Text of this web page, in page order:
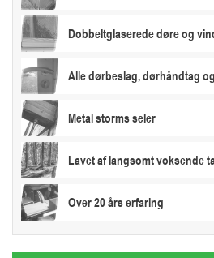
Dobbeltglaserede døre og
Alle dørbeslag, dørhåndtag
Metal storms seler
Lavet af langsomt voksende
Over 20 års erfaring